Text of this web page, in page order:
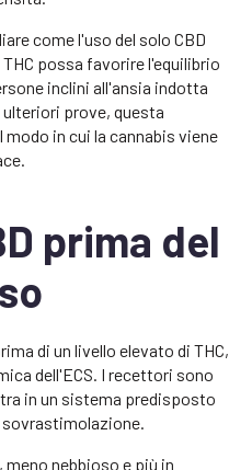
come l'uso del solo CBD
possa favorire l'equilibrio
inclini all'ansia indotta
ulteriori prove, questa
in cui la cannabis viene
prima del
di un livello elevato di THC,
dell'ECS. I recettori sono
in un sistema predisposto
nebbioso e più in